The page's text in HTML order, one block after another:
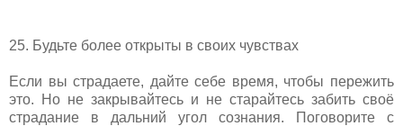
25. Будьте более открыты в своих чувствах
Если вы страдаете, дайте себе время, чтобы пережить
это. Но не закрывайтесь и не старайтесь забить своё
страдание в дальний угол сознания. Поговорите с